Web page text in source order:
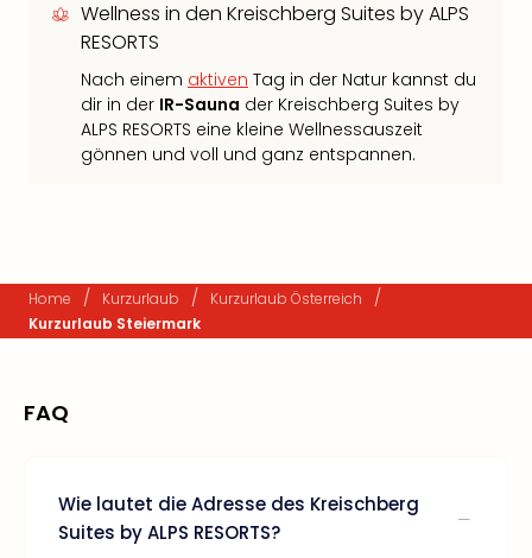
Wellness in den Kreischberg Suites by ALPS
RESORTS
Nach einem aktiven Tag in der Natur kannst du
dir in der IR-Sauna der Kreischberg Suites by
ALPS RESORTS eine kleine Wellnessauszeit
gönnen und voll und ganz entspannen.
Home / Kurzurlaub / Kurzurlaub Österreich /
Kurzurlaub Steiermark
FAQ
Wie lautet die Adresse des Kreischberg
Suites by ALPS RESORTS?